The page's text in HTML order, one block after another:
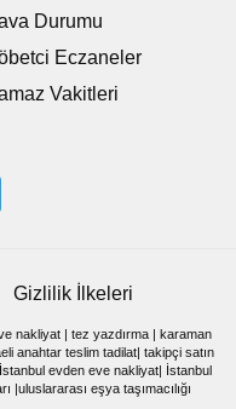
Durumu
Eczaneler
Vakitleri
Gizlilik İlkeleri
nakliyat| tez yazdırma| karaman
anahtar teslim tadilat| takipçi satın
İstanbul evden eve nakliyat| İstanbul
|uluslararası eşya taşımacılığı